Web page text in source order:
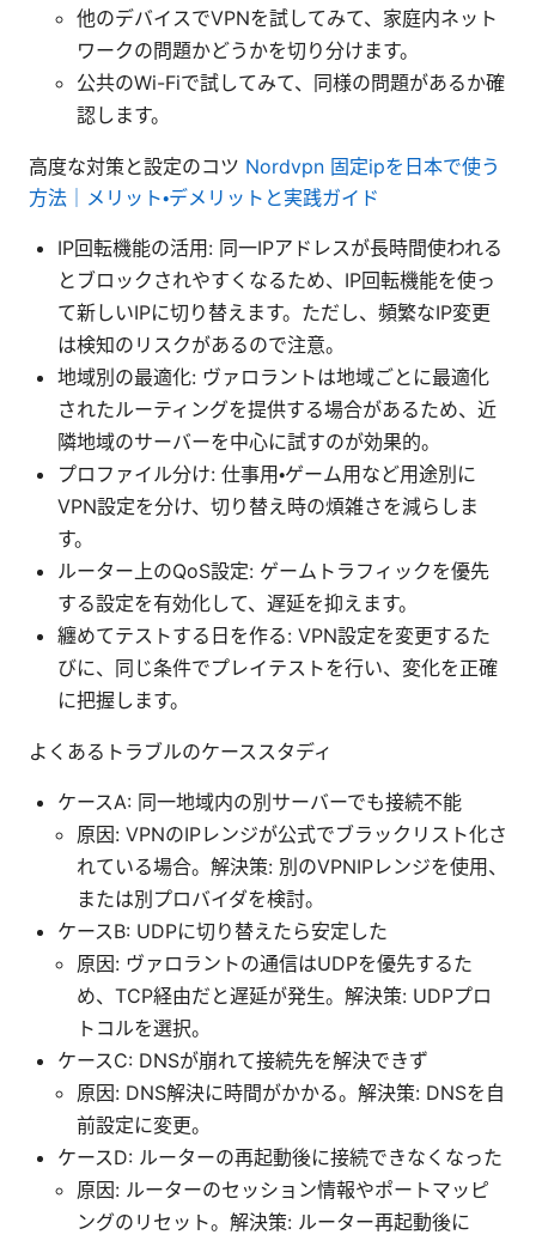
他のデバイスでVPNを試してみて、家庭内ネット
ワークの問題かどうかを切り分けます。
公共のWi-Fiで試してみて、同様の問題があるか確
認します。
高度な対策と設定のコツ Nordvpn 固定ipを日本で使う
方法｜メリット・デメリットと実践ガイド
IP回転機能の活用: 同一IPアドレスが長時間使われる
とブロックされやすくなるため、IP回転機能を使っ
て新しいIPに切り替えます。ただし、頻繁なIP変更
は検知のリスクがあるので注意。
地域別の最適化: ヴァロラントは地域ごとに最適化
されたルーティングを提供する場合があるため、近
隣地域のサーバーを中心に試すのが効果的。
プロファイル分け: 仕事用・ゲーム用など用途別に
VPN設定を分け、切り替え時の煩雑さを減らしま
す。
ルーター上のQoS設定: ゲームトラフィックを優先
する設定を有効化して、遅延を抑えます。
纏めてテストする日を作る: VPN設定を変更するた
びに、同じ条件でプレイテストを行い、変化を正確
に把握します。
よくあるトラブルのケーススタディ
ケースA: 同一地域内の別サーバーでも接続不能
原因: VPNのIPレンジが公式でブラックリスト化さ
れている場合。解決策: 別のVPNIPレンジを使用、
または別プロバイダを検討。
ケースB: UDPに切り替えたら安定した
原因: ヴァロラントの通信はUDPを優先するた
め、TCP経由だと遅延が発生。解決策: UDPプロ
トコルを選択。
ケースC: DNSが崩れて接続先を解決できず
原因: DNS解決に時間がかかる。解決策: DNSを自
前設定に変更。
ケースD: ルーターの再起動後に接続できなくなった
原因: ルーターのセッション情報やポートマッピ
ングのリセット。解決策: ルーター再起動後に